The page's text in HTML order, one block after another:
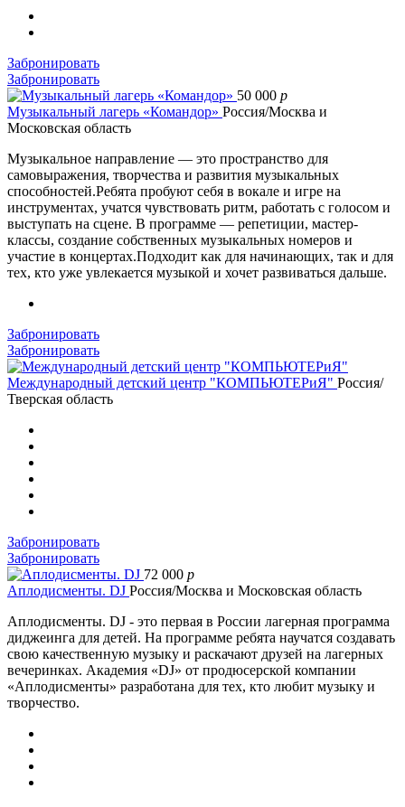
Забронировать
Забронировать
50 000 p
Музыкальный лагерь «Командор» Россия/Москва и
Московская область
Музыкальное направление — это пространство для
самовыражения, творчества и развития музыкальных
способностей.Ребята пробуют себя в вокале и игре на
инструментах, учатся чувствовать ритм, работать с голосом и
выступать на сцене. В программе — репетиции, мастер-
классы, создание собственных музыкальных номеров и
участие в концертах.Подходит как для начинающих, так и для
тех, кто уже увлекается музыкой и хочет развиваться дальше.
Забронировать
Забронировать
Международный детский центр "КОМПЬЮТЕРиЯ" Россия/
Тверская область
Забронировать
Забронировать
72 000 p
Аплодисменты. DJ Россия/Москва и Московская область
Аплодисменты. DJ - это первая в России лагерная программа
диджеинга для детей. На программе ребята научатся создавать
свою качественную музыку и раскачают друзей на лагерных
вечеринках. Академия «DJ» от продюсерской компании
«Аплодисменты» разработана для тех, кто любит музыку и
творчество.